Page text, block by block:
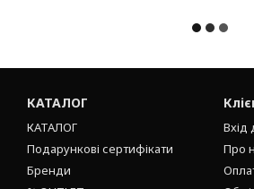
КАТАЛОГ
КАТАЛОГ
Подарункові сертифікати
Бренди
Вхід
Про